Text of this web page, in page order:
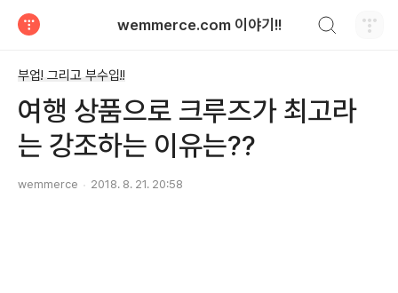
wemmerce.com 이야기!!
부업! 그리고 부수입!!
여행 상품으로 크루즈가 최고라
는 강조하는 이유는??
wemmerce 2018. 8. 21. 20:58